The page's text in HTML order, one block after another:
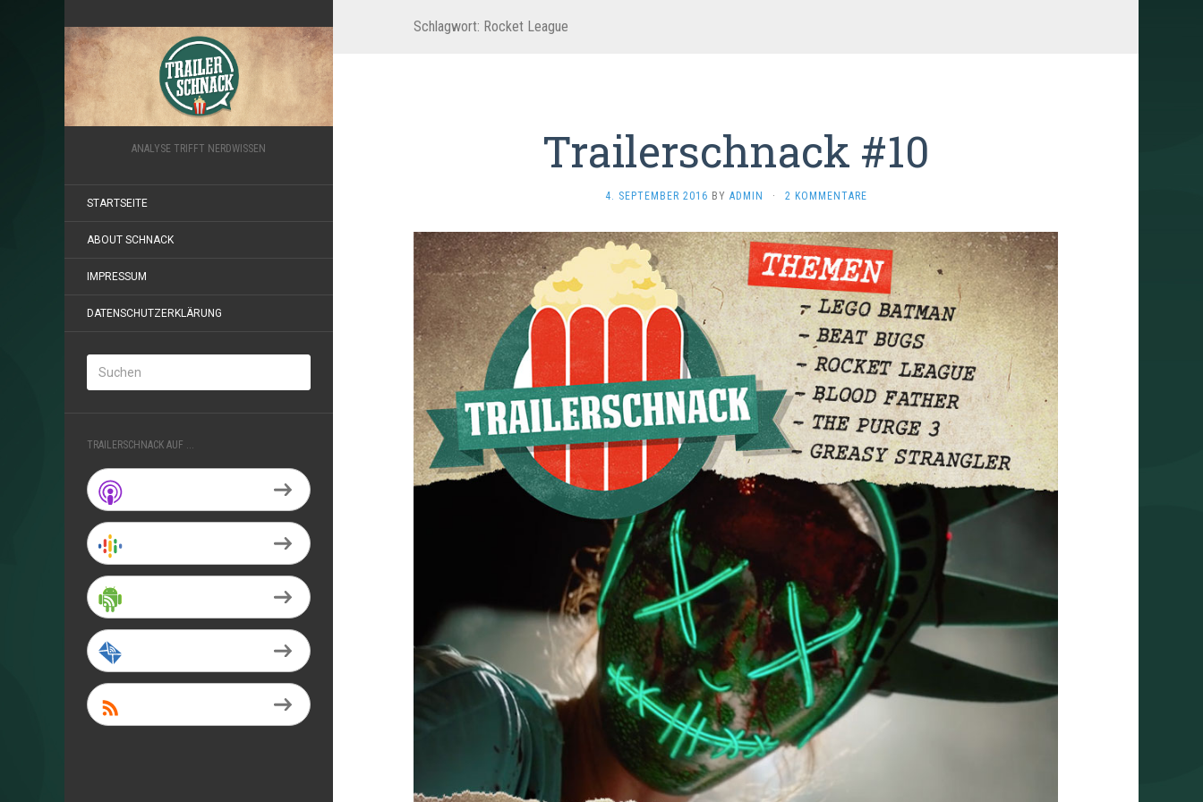
ANALYSE TRIFFT NERDWISSEN
STARTSEITE
ABOUT SCHNACK
IMPRESSUM
DATENSCHUTZERKLÄRUNG
TRAILERSCHNACK AUF ...
Schlagwort: Rocket League
Trailerschnack #10
4. SEPTEMBER 2016 BY ADMIN · 2 KOMMENTARE